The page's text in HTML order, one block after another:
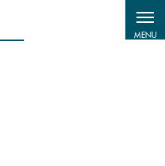
MENU